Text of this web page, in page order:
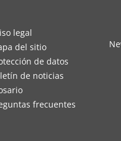
legal
del sitio
de datos
de noticias
frecuentes